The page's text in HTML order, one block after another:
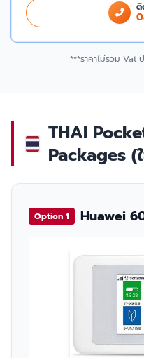
ติ
***ราคาไม่รวม Vat
THAI
Packages (
Option 1 Huawei